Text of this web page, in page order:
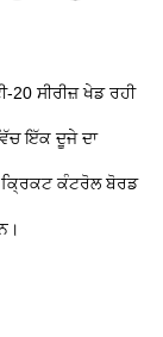
20 ਸੀਰੀਜ਼ ਖੇਡ ਰਹੀ
ਇੱਕ ਦੂਜੇ ਦਾ
ਕ੍ਰਿਕਟ ਕੰਟਰੋਲ ਬੋਰਡ